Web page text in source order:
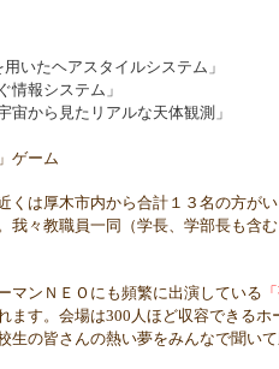
いたヘアスタイルシステム」
情報システム 」
から見たリアルな天体観測」
ゲーム
は厚木市内から合計１３名の方が
我々教職員一同（学長、学部長も含
ンＮＥＯにも頻繁に出演している
ます。会場は300 人ほど収容できる
生の皆さんの熱い夢をみんなで聞い